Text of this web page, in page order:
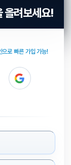
올려보세요!
으로 빠른 가입 가능!